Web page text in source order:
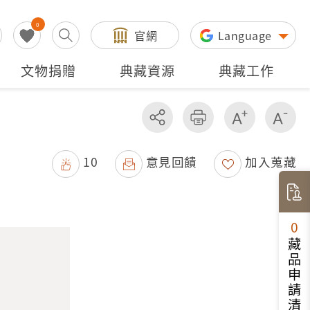
0
官網 Language
文物捐贈 典藏資源 典藏工作
分享 友善列印 增加字級
10 意見回饋 加入蒐藏
0
藏品申請清單